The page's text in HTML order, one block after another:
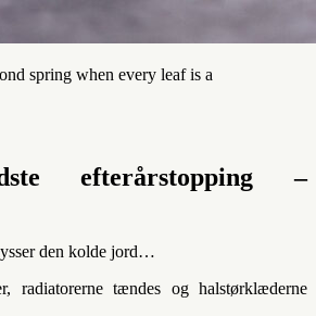
spring when every leaf is a
efterårstopping –
den kolde jord…
radiatorerne tændes og halstørklæderne